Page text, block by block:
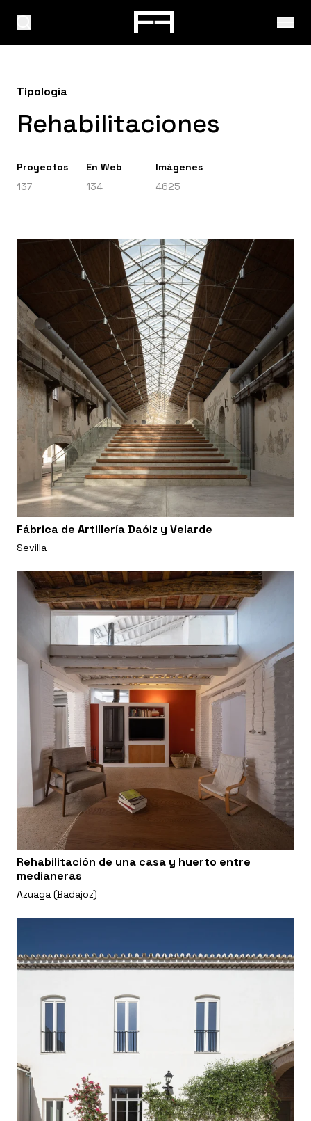
Tipología
Rehabilitaciones
Proyectos
137
En Web
134
Imágenes
4625
Fábrica de Artillería Daóiz y Velarde
Sevilla
Rehabilitación de una casa y huerto entre
medianeras
Azuaga (Badajoz)